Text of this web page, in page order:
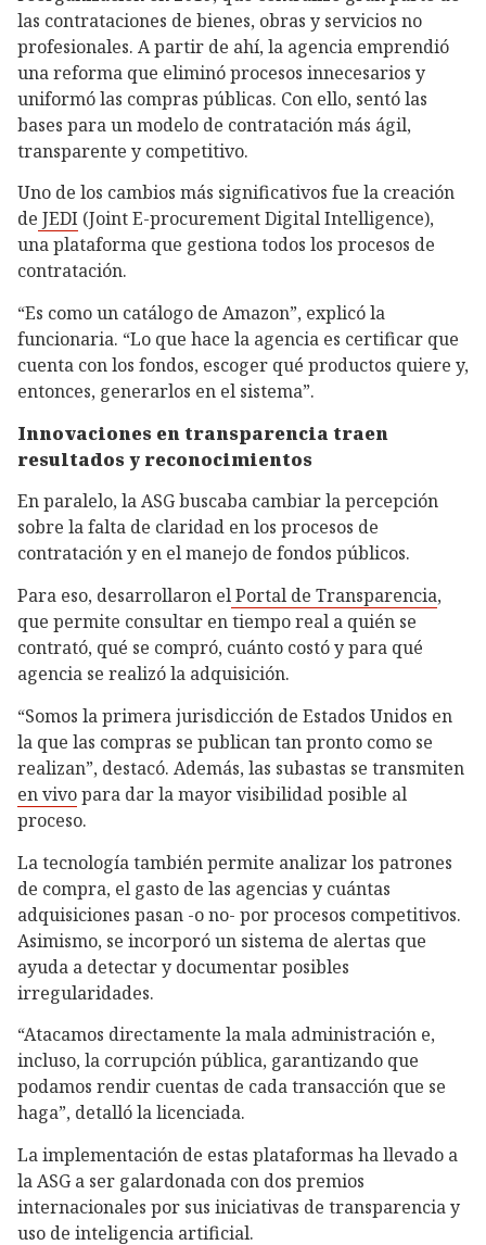
las contrataciones de bienes, obras y servicios no
profesionales. A partir de ahí, la agencia emprendió
una reforma que eliminó procesos innecesarios y
uniformó las compras públicas. Con ello, sentó las
bases para un modelo de contratación más ágil,
transparente y competitivo.
Uno de los cambios más significativos fue la creación
de JEDI (Joint E-procurement Digital Intelligence),
una plataforma que gestiona todos los procesos de
contratación.
“Es como un catálogo de Amazon”, explicó la
funcionaria. “Lo que hace la agencia es certificar que
cuenta con los fondos, escoger qué productos quiere y,
entonces, generarlos en el sistema”.
Innovaciones en transparencia traen
resultados y reconocimientos
En paralelo, la ASG buscaba cambiar la percepción
sobre la falta de claridad en los procesos de
contratación y en el manejo de fondos públicos.
Para eso, desarrollaron elPortal de Transparencia,
que permite consultar en tiempo real a quién se
contrató, qué se compró, cuánto costó y para qué
agencia se realizó la adquisición.
“Somos la primera jurisdicción de Estados Unidos en
la que las compras se publican tan pronto como se
realizan”, destacó. Además, las subastas se transmiten
en vivopara dar la mayor visibilidad posible al
proceso.
La tecnología también permite analizar los patrones
de compra, el gasto de las agencias y cuántas
adquisiciones pasan -o no- por procesos competitivos.
Asimismo, se incorporó un sistema de alertas que
ayuda a detectar y documentar posibles
irregularidades.
“Atacamos directamente la mala administración e,
incluso, la corrupción pública, garantizando que
podamos rendir cuentas de cada transacción que se
haga”, detallóla licenciada.
La implementación de estas plataformas ha llevado a
la ASG a ser galardonada con dos premios
internacionales por sus iniciativas de transparencia y
uso de inteligencia artificial.